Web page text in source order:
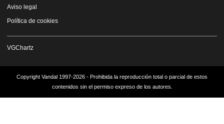
Aviso legal
Política de cookies
VGChartz
Copyright Vandal 1997-2026 - Prohibida la reproducción total o parcial de estos
contenidos sin el permiso expreso de los autores.